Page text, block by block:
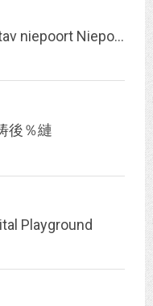
Niepoort « the music of gustav niepoort Niepoort - the music of gustav niepoort
後％縺
Playground